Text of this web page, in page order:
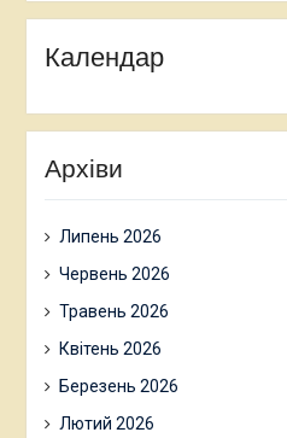
Календар
Архіви
Липень 2026
Червень 2026
Травень 2026
Квітень 2026
Березень 2026
Лютий 2026